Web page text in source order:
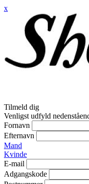
x
Tilmeld dig
Venligst udfyld
Fornavn
Efternavn
Mand
Kvinde
E-mail
Adgangskode